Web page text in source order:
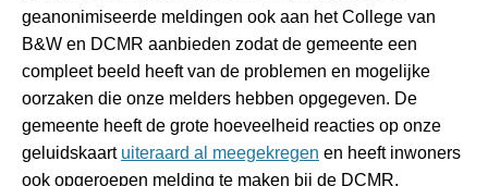
geanonimiseerde meldingen ook aan het College van
B&W en DCMR aanbieden zodat de gemeente een
compleet beeld heeft van de problemen en mogelijke
oorzaken die onze melders hebben opgegeven. De
gemeente heeft de grote hoeveelheid reacties op onze
geluidskaart uiteraard al meegekregen en heeft inwoners
ook opgeroepen melding te maken bij de DCMR.